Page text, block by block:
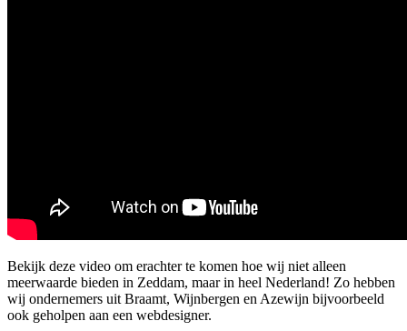
Bekijk deze video om erachter te komen hoe wij niet alleen
meerwaarde bieden in Zeddam, maar in heel Nederland! Zo hebben
wij ondernemers uit Braamt, Wijnbergen en Azewijn bijvoorbeeld
ook geholpen aan een webdesigner.